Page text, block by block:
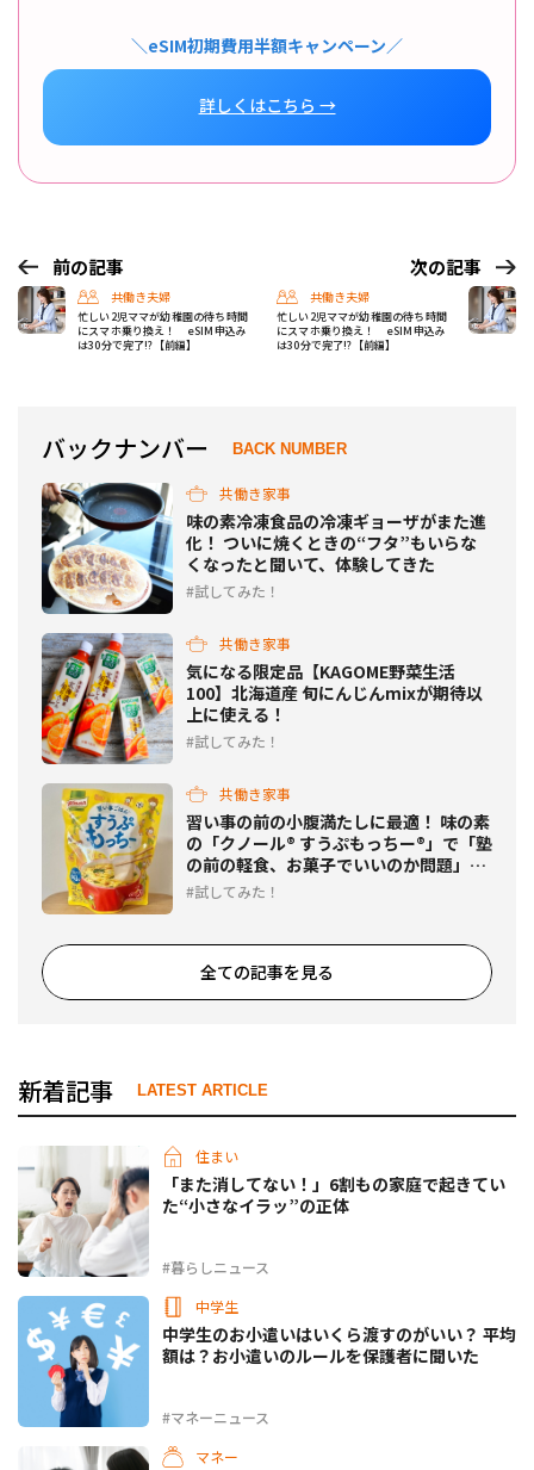
＼eSIM初期費用半額キャンペーン／
詳しくはこちら →
前の記事
共働き夫婦
忙しい2児ママが幼稚園の待ち時間
にスマホ乗り換え！ eSIM申込み
は30分で完了!?【前編】
次の記事
共働き夫婦
忙しい2児ママが幼稚園の待ち時間
にスマホ乗り換え！ eSIM申込み
は30分で完了!?【前編】
バックナンバー BACK NUMBER
共働き家事
味の素冷凍食品の冷凍ギョーザがまた進
化！ ついに焼くときの“フタ”もいらな
くなったと聞いて、体験してきた
試してみた！
共働き家事
気になる限定品【KAGOME野菜生活
100】北海道産 旬にんじんmixが期待以
上に使える！
試してみた！
共働き家事
習い事の前の小腹満たしに最適！ 味の素
の「クノール® すうぷもっちー®」で「塾
の前の軽食、お菓子でいいのか問題」が
解決
試してみた！
全ての記事を見る
新着記事 LATEST ARTICLE
住まい
#暮らしニュース
「また消してない！」6割もの家庭で起きてい
た“小さなイラッ”の正体
中学生
#マネーニュース
中学生のお小遣いはいくら渡すのがいい？ 平均
額は？お小遣いのルールを保護者に聞いた
マネー